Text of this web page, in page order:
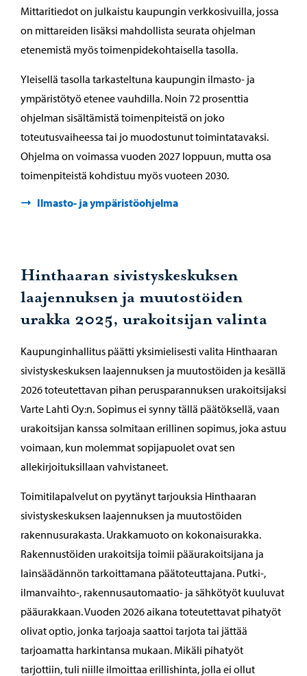
Mittaritiedot on julkaistu kaupungin verkkosivuilla, jossa
on mittareiden lisäksi mahdollista seurata ohjelman
etenemistä myös toimenpidekohtaisella tasolla.
Yleisellä tasolla tarkasteltuna kaupungin ilmasto- ja
ympäristötyö etenee vauhdilla. Noin 72 prosenttia
ohjelman sisältämistä toimenpiteistä on joko
toteutusvaiheessa tai jo muodostunut toimintatavaksi.
Ohjelma on voimassa vuoden 2027 loppuun, mutta osa
toimenpiteistä kohdistuu myös vuoteen 2030.
Ilmasto- ja ympäristöohjelma
Hinthaaran sivistyskeskuksen
laajennuksen ja muutostöiden
urakka 2025, urakoitsijan valinta
Kaupunginhallitus päätti yksimielisesti valita Hinthaaran
sivistyskeskuksen laajennuksen ja muutostöiden ja kesällä
2026 toteutettavan pihan perusparannuksen urakoitsijaksi
Varte Lahti Oy:n. Sopimus ei synny tällä päätöksellä, vaan
urakoitsijan kanssa solmitaan erillinen sopimus, joka astuu
voimaan, kun molemmat sopijapuolet ovat sen
allekirjoituksillaan vahvistaneet.
Toimitilapalvelut on pyytänyt tarjouksia Hinthaaran
sivistyskeskuksen laajennuksen ja muutostöiden
rakennusurakasta. Urakkamuoto on kokonaisurakka.
Rakennustöiden urakoitsija toimii pääurakoitsijana ja
lainsäädännön tarkoittamana päätoteuttajana. Putki-,
ilmanvaihto-, rakennusautomaatio- ja sähkötyöt kuuluvat
pääurakkaan. Vuoden 2026 aikana toteutettavat pihatyöt
olivat optio, jonka tarjoaja saattoi tarjota tai jättää
tarjoamatta harkintansa mukaan. Mikäli pihatyöt
tarjottiin, tuli niille ilmoittaa erillishinta, jolla ei ollut